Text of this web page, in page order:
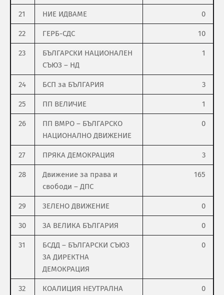
21 НИЕ ИДВАМЕ 0
22 ГЕРБ-СДС 10
23
БЪЛГАРСКИ НАЦИОНАЛЕН
СЪЮЗ – НД
1
24 БСП за БЪЛГАРИЯ 3
25 ПП ВЕЛИЧИЕ 1
26
ПП ВМРО – БЪЛГАРСКО
НАЦИОНАЛНО ДВИЖЕНИЕ
0
27 ПРЯКА ДЕМОКРАЦИЯ 3
28
Движение за права и
свободи – ДПС
165
29 ЗЕЛЕНО ДВИЖЕНИЕ 0
30 ЗА ВЕЛИКА БЪЛГАРИЯ 0
31
БСДД – БЪЛГАРСКИ СЪЮЗ
ЗА ДИРЕКТНА
ДЕМОКРАЦИЯ
0
32
КОАЛИЦИЯ НЕУТРАЛНА
0